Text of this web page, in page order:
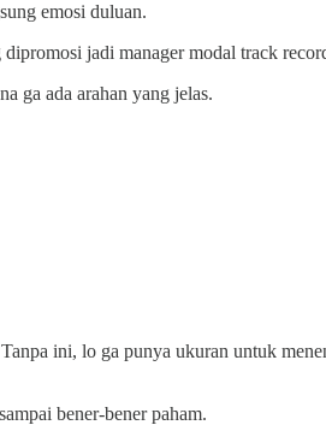
emosi duluan.
jadi manager modal track
ga ada arahan yang jelas.
ini, lo ga punya ukuran untuk
bener-bener paham.